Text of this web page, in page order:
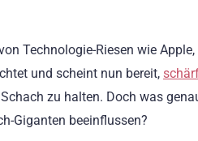
Technologie-Riesen wie
und scheint nun bereit,
zu halten. Doch was
Giganten beeinflussen?